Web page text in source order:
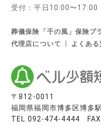
寺院墓地.com 優良墓石・
お墓の引越し＆墓じまいくん
いい葬儀 いいお坊さん
日本最大級の仏壇仏具総合サ
いい仏壇
受付：平日10:00〜17:00
葬儀保険「千の風」保険プ
代理店について
よくある
〒812-0011
福岡県福岡市博多区博多
TEL 092-474-4444